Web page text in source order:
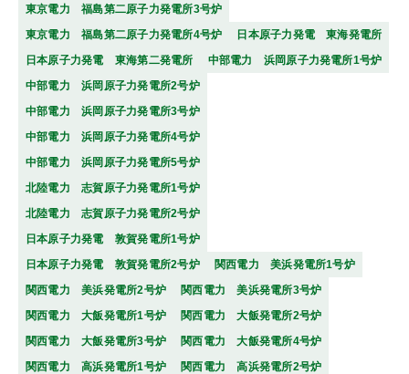
東京電力 福島第二原子力発電所3号炉
東京電力 福島第二原子力発電所4号炉
日本原子力発電 東海発電所
日本原子力発電 東海第二発電所
中部電力 浜岡原子力発電所1号炉
中部電力 浜岡原子力発電所2号炉
中部電力 浜岡原子力発電所3号炉
中部電力 浜岡原子力発電所4号炉
中部電力 浜岡原子力発電所5号炉
北陸電力 志賀原子力発電所1号炉
北陸電力 志賀原子力発電所2号炉
日本原子力発電 敦賀発電所1号炉
日本原子力発電 敦賀発電所2号炉
関西電力 美浜発電所1号炉
関西電力 美浜発電所2号炉
関西電力 美浜発電所3号炉
関西電力 大飯発電所1号炉
関西電力 大飯発電所2号炉
関西電力 大飯発電所3号炉
関西電力 大飯発電所4号炉
関西電力 高浜発電所1号炉
関西電力 高浜発電所2号炉